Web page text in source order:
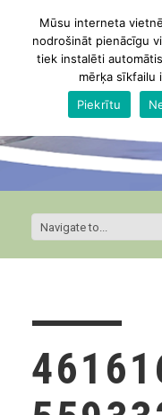
Mūsu interneta
nodrošināt pienācīgu
tiek instalēti
mērķa sīkfailu
Piekrītu